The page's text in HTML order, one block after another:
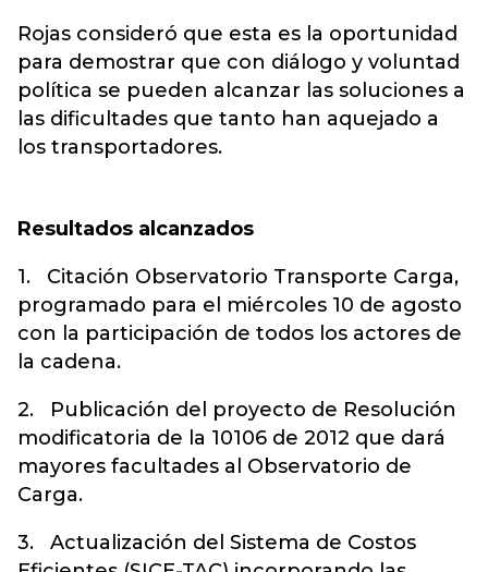
Rojas consideró que esta es la oportunidad
para demostrar que con diálogo y voluntad
política se pueden alcanzar las soluciones a
las dificultades que tanto han aquejado a
los transportadores.
Resultados alcanzados
1. Citación Observatorio Transporte Carga,
programado para el miércoles 10 de agosto
con la participación de todos los actores de
la cadena.
2. Publicación del proyecto de Resolución
modificatoria de la 10106 de 2012 que dará
mayores facultades al Observatorio de
Carga.
3. Actualización del Sistema de Costos